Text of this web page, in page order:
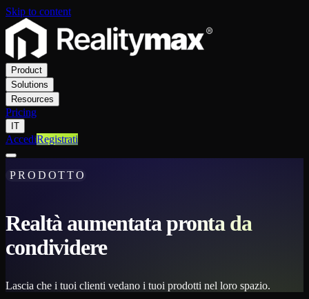
Skip to content
Product
Solutions
Resources
Pricing
IT
AccediRegistrati
PRODOTTO
Realtà aumentata pronta da
condividere
Lascia che i tuoi clienti vedano i tuoi prodotti nel loro spazio.